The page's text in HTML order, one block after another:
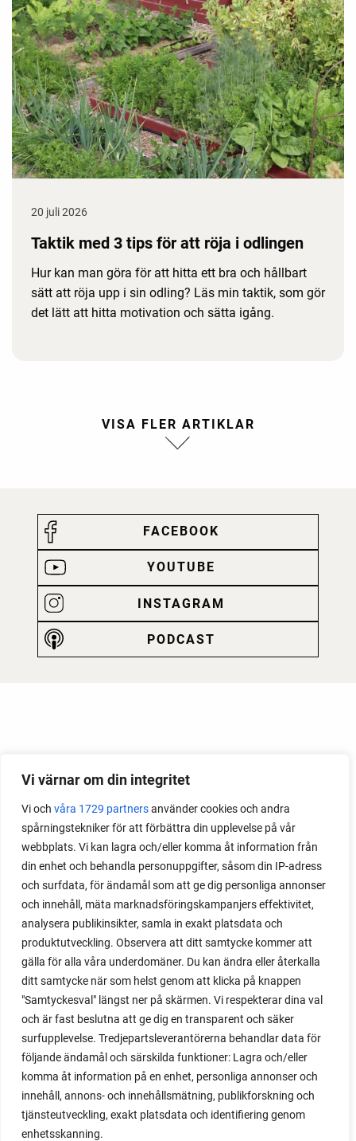
Vi värnar om din integritet
Vi och våra 1729 partnersanvänder cookies och andra
spårningstekniker för att förbättra din upplevelse på vår
webbplats. Vi kan lagra och/eller komma åt information från
din enhet och behandla personuppgifter, såsom din IP-adress
och surfdata, för ändamål som att ge dig personliga annonser
och innehåll, mäta marknadsföringskampanjers effektivitet,
analysera publikinsikter, samla in exakt platsdata och
produktutveckling. Observera att ditt samtycke kommer att
gälla för alla våra underdomäner. Du kan ändra eller återkalla
ditt samtycke när som helst genom att klicka på knappen
"Samtyckesval" längst ner på skärmen. Vi respekterar dina val
och är fast beslutna att ge dig en transparent och säker
surfupplevelse. Tredjepartsleverantörerna behandlar data för
följande ändamål och särskilda funktioner: Lagra och/eller
komma åt information på en enhet, personliga annonser och
innehåll, annons- och innehållsmätning, publikforskning och
tjänsteutveckling, exakt platsdata och identifiering genom
enhetsskanning.
20 juli 2026
Taktik med 3 tips för att röja i odlingen
Hur kan man göra för att hitta ett bra och hållbart
sätt att röja upp i sin odling? Läs min taktik, som gör
det lätt att hitta motivation och sätta igång.
FACEBOOK
YOUTUBE
INSTAGRAM
PODCAST